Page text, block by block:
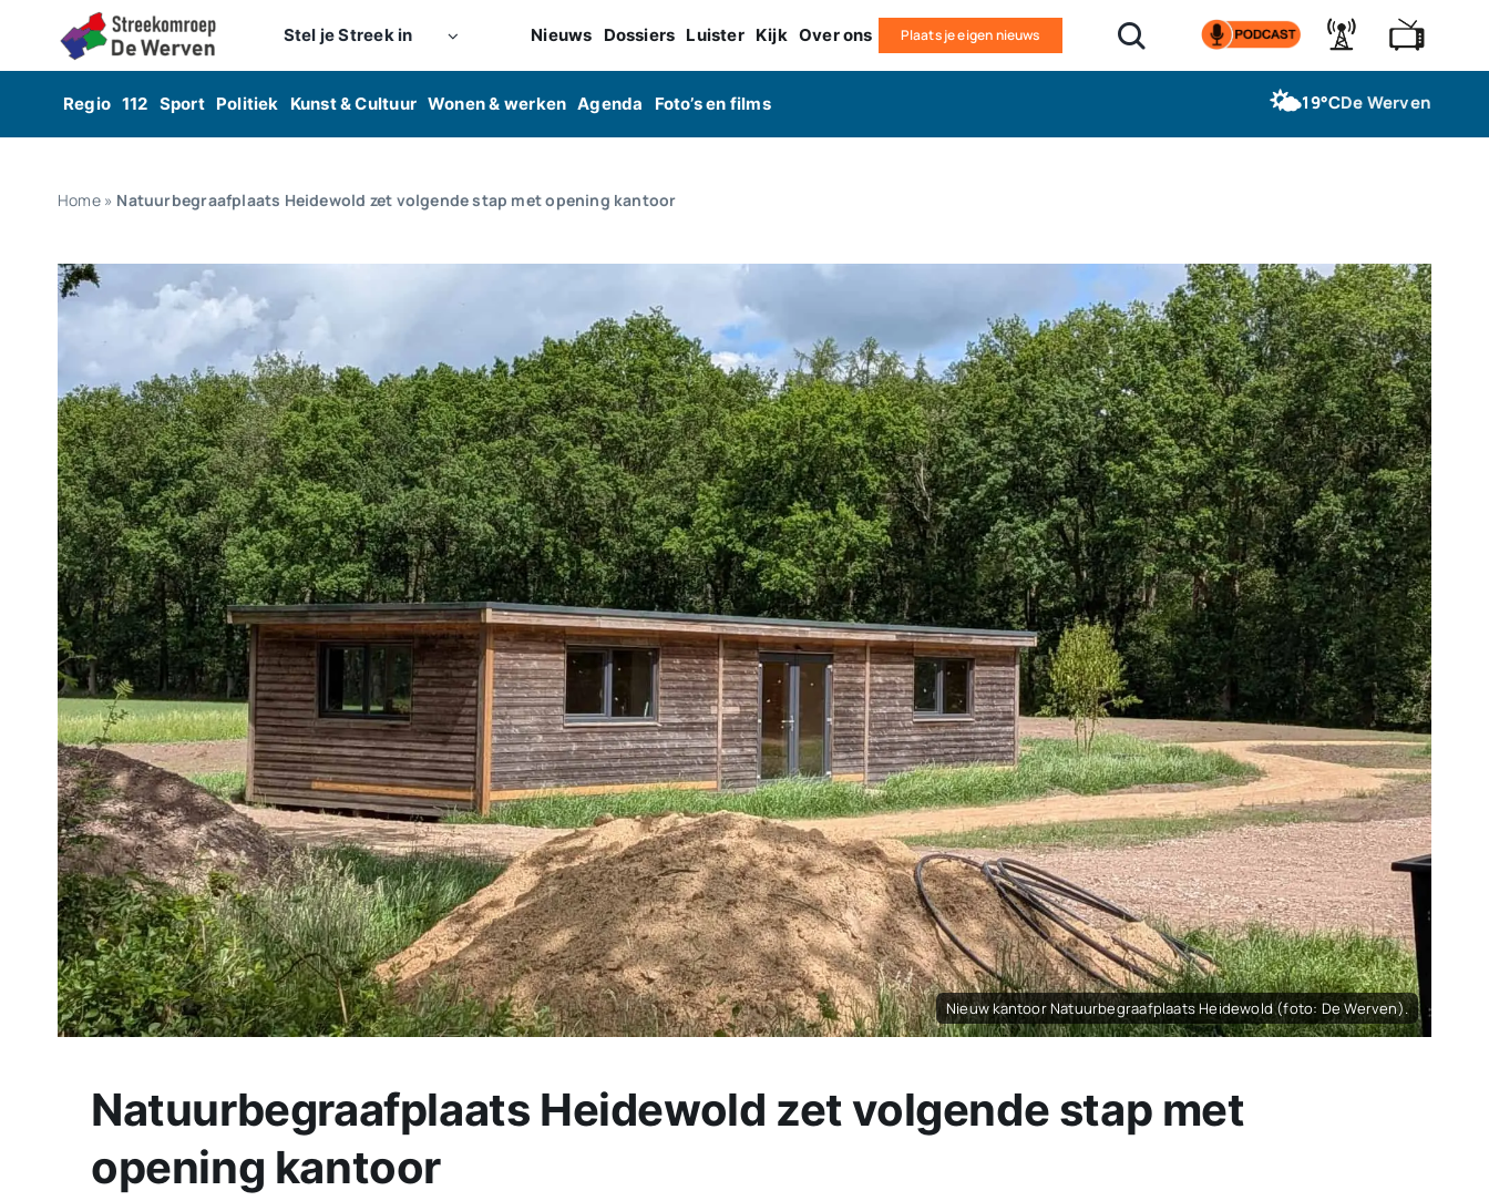
Stel je Streek in Nieuws Dossiers Luister Kijk Over ons Plaats je eigen nieuws
Regio 112 Sport Politiek Kunst & Cultuur Wonen & werken Agenda Foto’s en films 🌤️19°CDe Werven
Home» Natuurbegraafplaats Heidewold zet volgende stap met opening kantoor
Nieuw kantoor Natuurbegraafplaats Heidewold (foto: De Werven).
Natuurbegraafplaats Heidewold zet volgende stap met
opening kantoor